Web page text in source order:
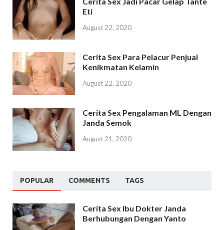
Eti
August 22, 2020
Cerita Sex Para Pelacur Penjual
Kenikmatan Kelamin
August 22, 2020
Cerita Sex Pengalaman ML Dengan
Janda Semok
August 21, 2020
POPULAR COMMENTS TAGS
Cerita Sex Ibu Dokter Janda
Berhubungan Dengan Yanto